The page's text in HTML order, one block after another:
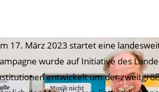
17. März 2023 startet eine
wurde auf Initiative des
entwickelt um der